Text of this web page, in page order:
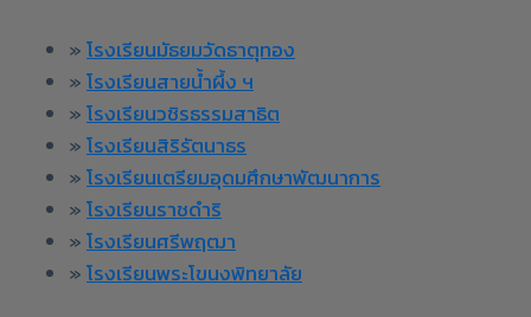
»โรงเรียนมัธยมวัดธาตุทอง
»โรงเรียนสายน้ำผึ้ง ฯ
»โรงเรียนวชิรธรรมสาธิต
»โรงเรียนสิริรัตนาธร
»โรงเรียนเตรียมอุดมศึกษาพัฒนาการ
»โรงเรียนราชดำริ
»โรงเรียนศรีพฤฒา
»โรงเรียนพระโขนงพิทยาลัย